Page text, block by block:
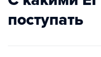
поступать